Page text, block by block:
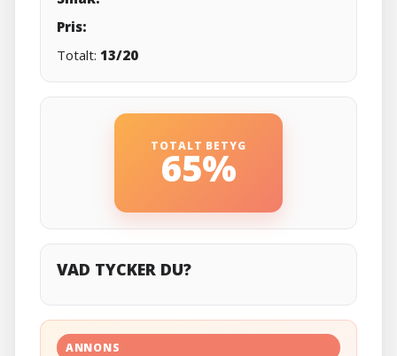
Pris:
Totalt: 13/20
TOTALT BETYG
65%
VAD TYCKER DU?
ANNONS